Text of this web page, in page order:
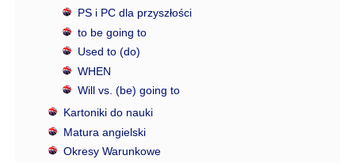
PS i PC dla przyszłości
to be going to
Used to (do)
WHEN
Will vs. (be) going to
Kartoniki do nauki
Matura angielski
Okresy Warunkowe